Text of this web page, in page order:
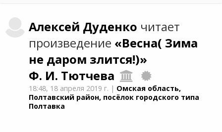
Алексей Дуденко читает
произведение «Весна( Зима
не даром злится!)»
Ф. И. Тютчева
18:48, 18 апреля 2019 г. | Омская область,
Полтавский район, посёлок городского типа
Полтавка